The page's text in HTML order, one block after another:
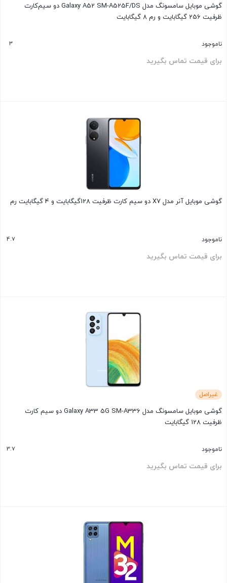
گوشی موبایل سامسونگ مدل Galaxy A52 SM-A525F/DS دو سیم‌کارت
ظرفیت 256 گیگابایت و رم 8 گیگابایت
ناموجود 3
برای قیمت تماس بگیرید
گوشی موبایل آنر مدل X7 دو سیم کارت ظرفیت 128گیگابایت و 4 گیگابایت رم
ناموجود 4.7
برای قیمت تماس بگیرید
غیراصل
گوشی موبایل سامسونگ مدل Galaxy A33 5G SM-A336 دو سیم کارت
ظرفیت 128 گیگابایت
ناموجود 3.7
برای قیمت تماس بگیرید